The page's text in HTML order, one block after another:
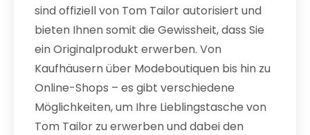
sind offiziell von Tom Tailor autorisiert und
bieten Ihnen somit die Gewissheit, dass Sie
ein Originalprodukt erwerben. Von
Kaufhäusern über Modeboutiquen bis hin zu
Online-Shops – es gibt verschiedene
Möglichkeiten, um Ihre Lieblingstasche von
Tom Tailor zu erwerben und dabei den